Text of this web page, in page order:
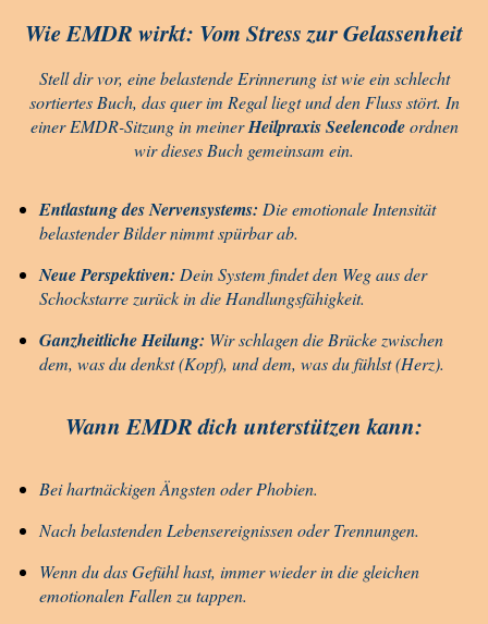
Wie EMDR wirkt: Vom Stress zur Gelassenheit
Stell dir vor, eine belastende Erinnerung ist wie ein schlecht
sortiertes Buch, das quer im Regal liegt und den Fluss stört. In
einer EMDR-Sitzung in meinerHeilpraxis Seelencodeordnen
wir dieses Buch gemeinsam ein.
Entlastung des Nervensystems: Die emotionale Intensität
belastender Bilder nimmt spürbar ab.
Neue Perspektiven: Dein System findet den Weg aus der
Schockstarre zurück in die Handlungsfähigkeit.
Ganzheitliche Heilung: Wir schlagen die Brücke zwischen
dem, was du denkst (Kopf), und dem, was du fühlst (Herz).
Wann EMDR dich unterstützen kann:
Bei hartnäckigen Ängsten oder Phobien.
Nach belastenden Lebensereignissen oder Trennungen.
Wenn du das Gefühl hast, immer wieder in die gleichen
emotionalen Fallen zu tappen.